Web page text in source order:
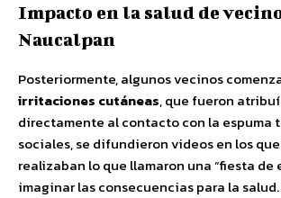
Impacto en la salud de
Naucalpan
Posteriormente, algunos vecinos
irritaciones cutáneas, que fueron
directamente al contacto con la espuma
sociales, se difundieron videos en los
realizaban lo que llamaron una “fiesta de
imaginar las consecuencias para la salud.